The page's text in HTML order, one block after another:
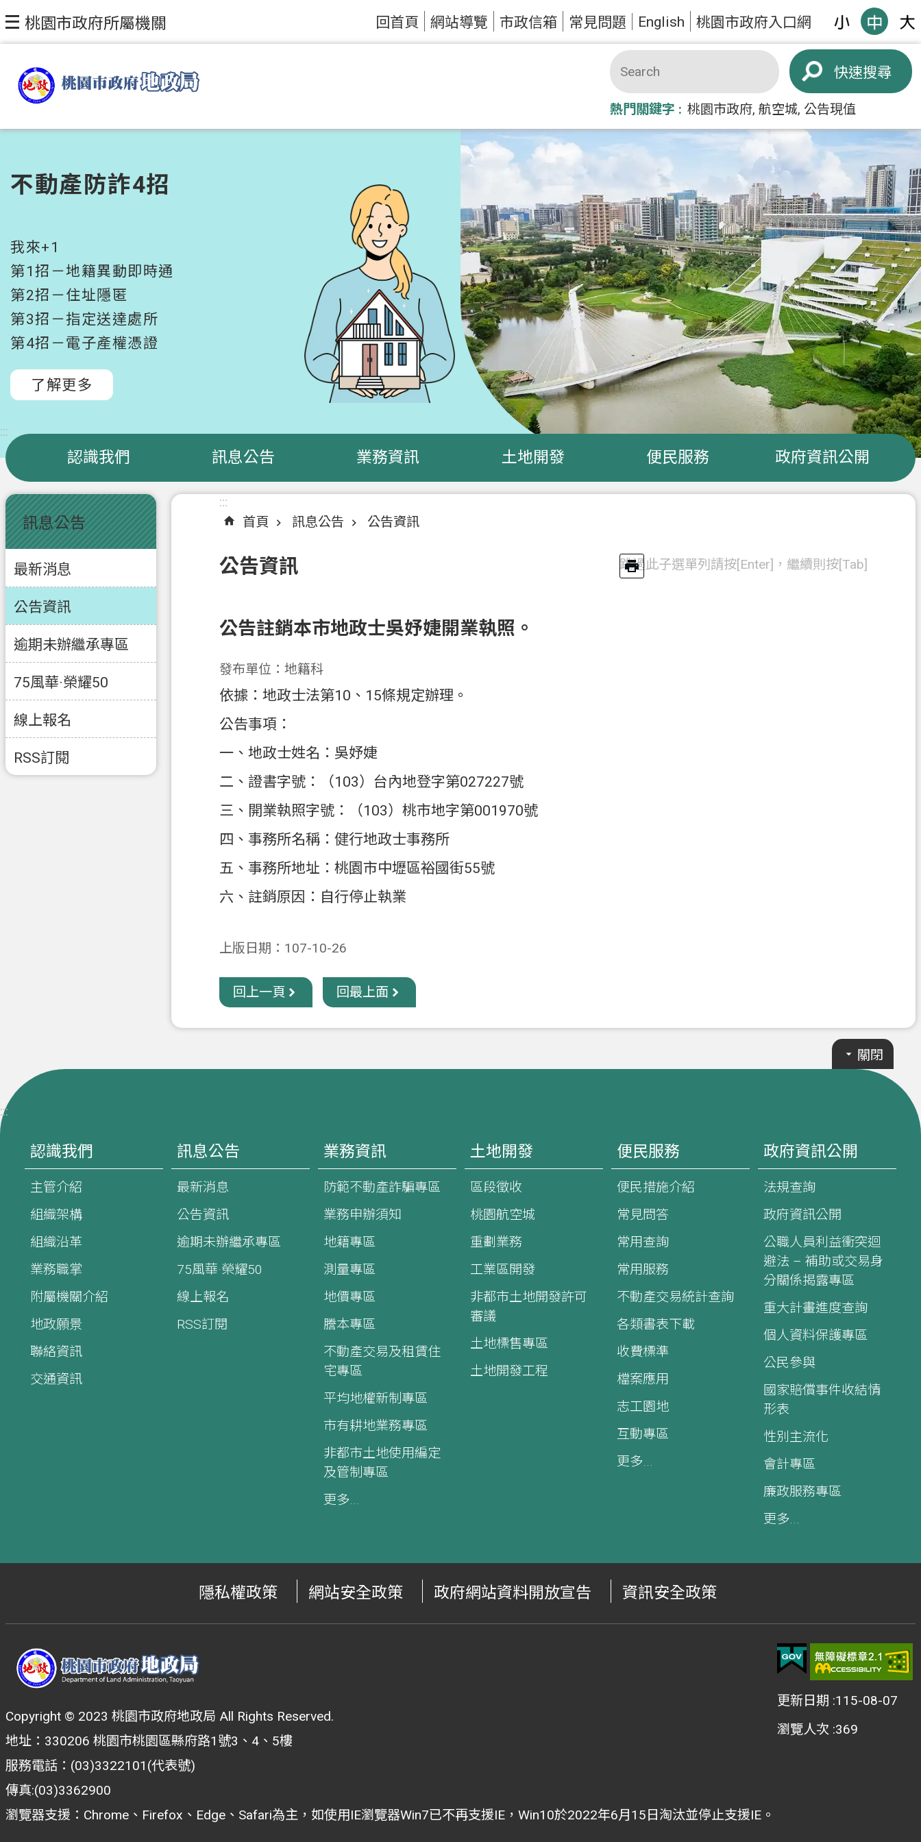
跳到主要內容區塊
桃園市政府所屬機關 回首頁 網站導覽 市政信箱 常見問題 English 桃園市政府入口網
搜尋
熱門關鍵字 桃園市政府 航空城 公告現值
不動產防詐4招
我來+1
第1招－地籍異動即時通
第2招－住址隱匿
第3招－指定送達處所
第4招－電子產權憑證
了解更多
:::
認識我們 訊息公告 業務資訊 土地開發 便民服務 政府資訊公開
:::
訊息公告
最新消息
公告資訊
逾期未辦繼承專區
75風華·榮耀50
線上報名
RSS訂閱
:::
首頁
訊息公告 公告資訊
公告資訊 跳過此子選單列請按[Enter]，繼續則按[Tab]
公告註銷本市地政士吳妤婕開業執照。
發布單位：地籍科
依據：地政士法第10、15條規定辦理。
公告事項：
一、地政士姓名：吳妤婕
二、證書字號：（103）台內地登字第027227號
三、開業執照字號：（103）桃市地字第001970號
四、事務所名稱：健行地政士事務所
五、事務所地址：桃園市中壢區裕國街55號
六、註銷原因：自行停止執業
上版日期：107-10-26
回上一頁 回最上面
關閉
:::
認識我們
主管介紹
組織架構
組織沿革
業務職掌
附屬機關介紹
地政願景
聯絡資訊
交通資訊
訊息公告
最新消息
公告資訊
逾期未辦繼承專區
75風華·榮耀50
線上報名
RSS訂閱
業務資訊
防範不動產詐騙專區
業務申辦須知
地籍專區
測量專區
地價專區
謄本專區
不動產交易及租賃住
宅專區
平均地權新制專區
市有耕地業務專區
非都市土地使用編定
及管制專區
更多...
土地開發
區段徵收
桃園航空城
重劃業務
工業區開發
非都市土地開發許可
審議
土地標售專區
土地開發工程
便民服務
便民措施介紹
常見問答
常用查詢
常用服務
不動產交易統計查詢
各類書表下載
收費標準
檔案應用
志工園地
互動專區
更多...
政府資訊公開
法規查詢
政府資訊公開
公職人員利益衝突迴
避法 – 補助或交易身
分關係揭露專區
重大計畫進度查詢
個人資料保護專區
公民參與
國家賠償事件收結情
形表
性別主流化
會計專區
廉政服務專區
更多...
隱私權政策 網站安全政策 政府網站資料開放宣告 資訊安全政策
Copyright © 2023 桃園市政府地政局 All Rights Reserved.
地址：330206 桃園市桃園區縣府路1號3、4、5樓
服務電話：(03)3322101(代表號)
傳真:(03)3362900
瀏覽器支援：Chrome、Firefox、Edge、Safari為主，如使用IE瀏覽器Win7已不再支援IE，Win10於2022年6月15日淘汰並停止支援IE。
更新日期 115-08-07
瀏覽人次 369